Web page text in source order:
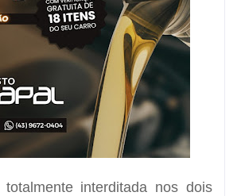
interditada nos dois